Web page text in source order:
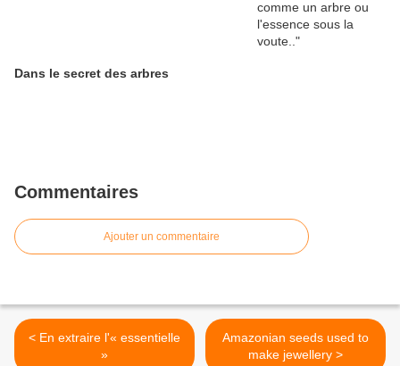
Dans le secret des arbres
Commentaires
Ajouter un commentaire
< En extraire l'« essentielle
»
Amazonian seeds used to
make jewellery >